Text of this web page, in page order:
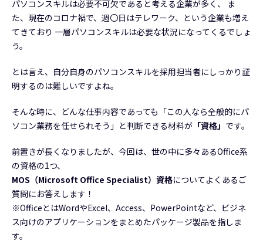
パソコンスキルは必要不可欠であると考える企業が多く、 ま
た、現在のコロナ禍で、週〇日はテレワーク、という企業も増え
てきており 一層パソコンスキルは必要な状況になってくるでしょ
う。
とは言え、自分自身のパソコンスキルを採用担当者にしっかり証
明するのは難しいですよね。
そんな時に、どんな仕事内容であっても「この人なら全般的にパ
ソコン業務を任せられそう」と判断できる材料が 「資格」 です。
前置きが長くなりましたが、今回は、世の中に多々あるOffice系
の資格の1つ、
MOS（Microsoft Office Specialist）資格についてよくあるご
質問にお答えします！
※OfficeとはWordやExcel、Access、PowerPointなど、ビジネ
ス向けのアプリケーションをまとめたパッケージ製品を指しま
す。